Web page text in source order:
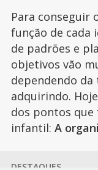
Para conseguir
função de cada
de padrões e
objetivos vão
dependendo da
adquirindo.
dos pontos que
infantil: A
DESTAQUES